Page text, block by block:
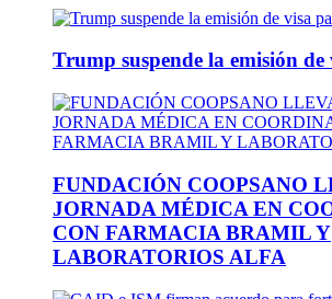
Trump suspende la emisión
FUNDACIÓN COOPSANO
JORNADA MÉDICA EN
CON FARMACIA BRAMIL Y
LABORATORIOS ALFA